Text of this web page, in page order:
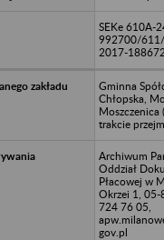
SEKe 610A-
992700/
2017-
Gminna
Chłopska,
trakcie
Archiwum
Oddział
Płacowej w
Okrzei 1,
724 76 05,
gov.pl